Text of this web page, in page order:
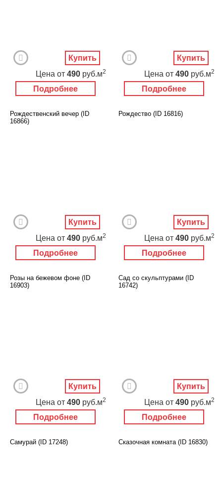
Подробнее
Цена от 490 руб.м2
Купить
Подробнее
Цена от 490 руб.м2
Купить
Рождественский вечер (ID
16866)
Подробнее
Цена от 490 руб.м2
Купить
Рождество (ID 16816)
Подробнее
Цена от 490 руб.м2
Купить
Розы на бежевом фоне (ID
16903)
Подробнее
Цена от 490 руб.м2
Купить
Сад со скульптурами (ID
16742)
Подробнее
Цена от 490 руб.м2
Купить
Самурай (ID 17248) Сказочная комната (ID 16830)